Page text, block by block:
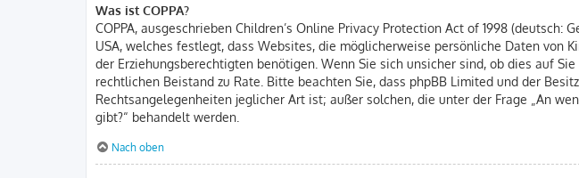
Was ist COPPA?
COPPA, ausgeschrieben Children’s Online Privacy Protection Act of 1998
USA, welches festlegt, dass Websites, die möglicherweise persönliche Daten von
der Erziehungsberechtigten benötigen. Wenn Sie sich unsicher sind, ob dies auf
rechtlichen Beistand zu Rate. Bitte beachten Sie, dass phpBB Limited und der
Rechtsangelegenheiten jeglicher Art ist; außer solchen, die unter der Frage „An
gibt?“ behandelt werden.
Nach oben